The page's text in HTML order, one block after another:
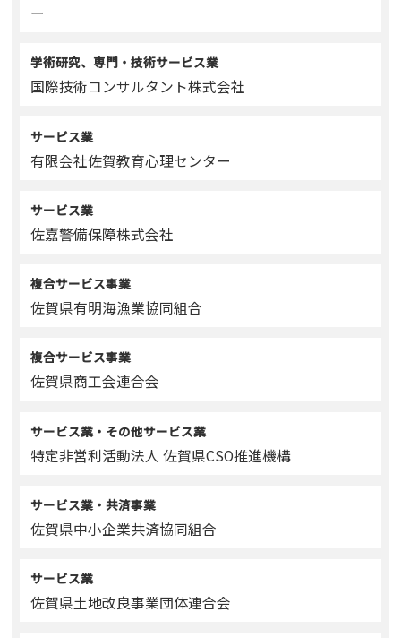
ー
学術研究、専門・技術サービス業
国際技術コンサルタント株式会社
サービス業
有限会社佐賀教育心理センター
サービス業
佐嘉警備保障株式会社
複合サービス事業
佐賀県有明海漁業協同組合
複合サービス事業
佐賀県商工会連合会
サービス業・その他サービス業
特定非営利活動法人 佐賀県CSO推進機構
サービス業・共済事業
佐賀県中小企業共済協同組合
サービス業
佐賀県土地改良事業団体連合会